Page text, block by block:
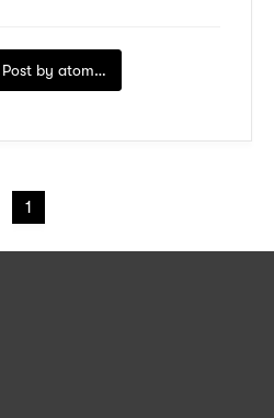
Post by atomeind
1